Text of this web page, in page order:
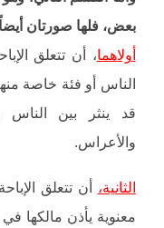
بعض، فلها صورتان
أولاهما، أن تتعلق
الناس أو فئة خاصة
قد ينثر بين الناس
والأعراس.
الثانية، أن تتعلق
معنوية يأذن مالكها في